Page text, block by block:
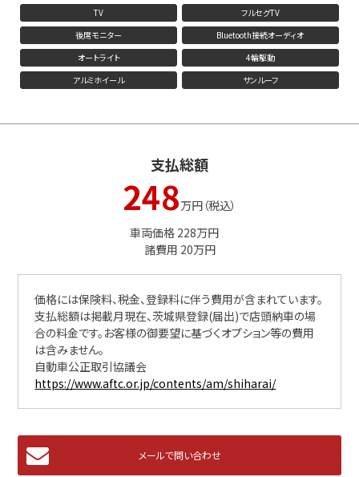
TV
フルセグTV
後席モニター
Bluetooth接続オーディオ
オートライト
4輪駆動
アルミホイール
サンルーフ
支払総額
248万円（税込）
車両価格 228万円
諸費用 20万円
価格には保険料、税金、登録料に伴う費用が含まれています。
支払総額は掲載月現在、茨城県登録(届出)で店頭納車の場
合の料金です。お客様の御要望に基づくオプション等の費用
は含みません。
自動車公正取引協議会
https://www.aftc.or.jp/contents/am/shiharai/
メールで問い合わせ